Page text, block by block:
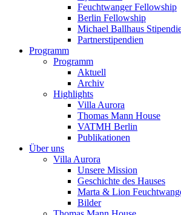
Feuchtwanger Fellowship
Berlin Fellowship
Michael Ballhaus
Partnerstipendien
Programm
Programm
Aktuell
Archiv
Highlights
Villa Aurora
Thomas Mann House
VATMH Berlin
Publikationen
Über uns
Villa Aurora
Unsere Mission
Geschichte des Hauses
Marta & Lion
Bilder